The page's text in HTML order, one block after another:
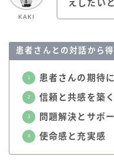
KAKI
えしたい
患者さんとの対話から
患者さんの期待
信頼と共感を築
問題解決とサポ
使命感と充実感